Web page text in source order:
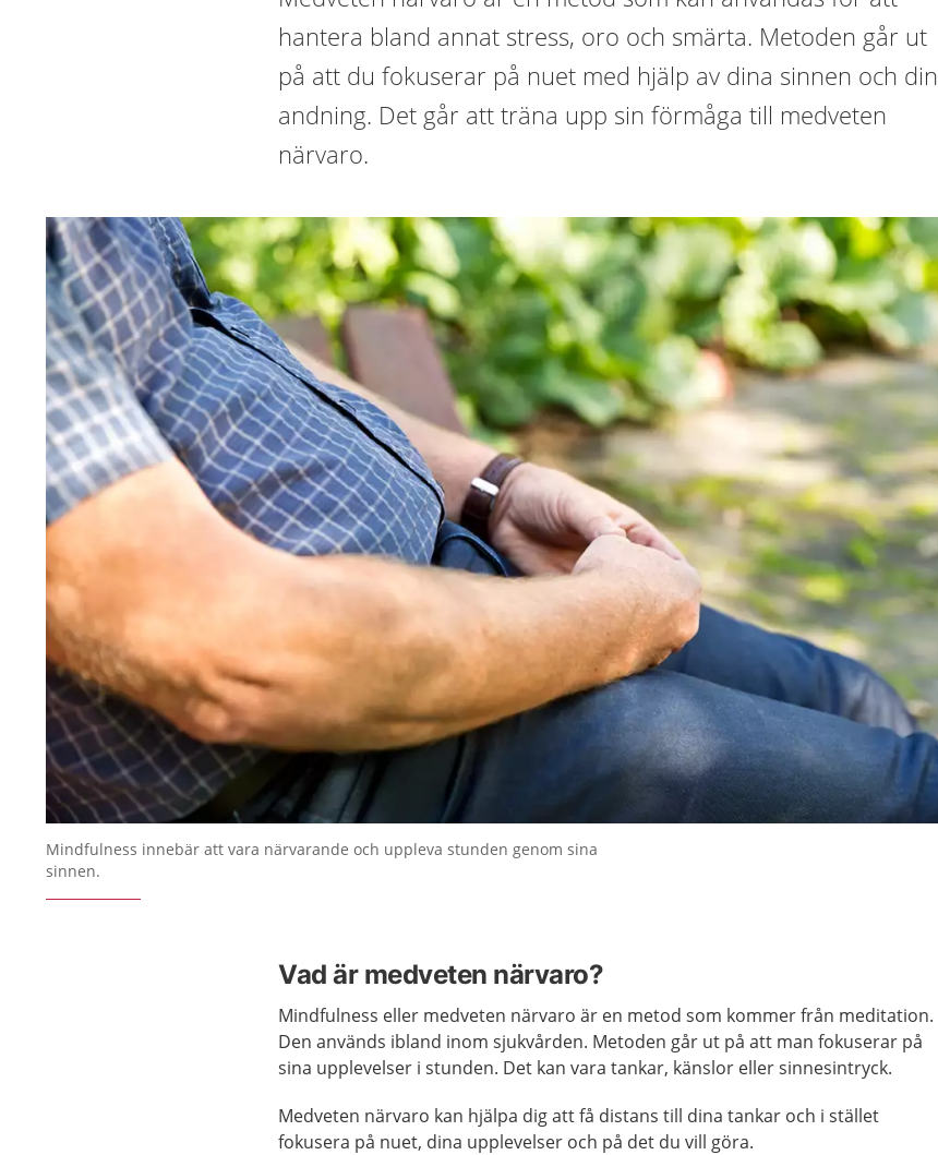
hantera bland annat stress, oro och smärta. Metoden går ut
på att du fokuserar på nuet med hjälp av dina sinnen och din
andning. Det går att träna upp sin förmåga till medveten
närvaro.
Mindfulness innebär att vara närvarande och uppleva stunden genom sina
sinnen.
Vad är medveten närvaro?
Mindfulness eller medveten närvaro är en metod som kommer från meditation.
Den används ibland inom sjukvården. Metoden går ut på att man fokuserar på
sina upplevelser i stunden. Det kan vara tankar, känslor eller sinnesintryck.
Medveten närvaro kan hjälpa dig att få distans till dina tankar och i stället
fokusera på nuet, dina upplevelser och på det du vill göra.